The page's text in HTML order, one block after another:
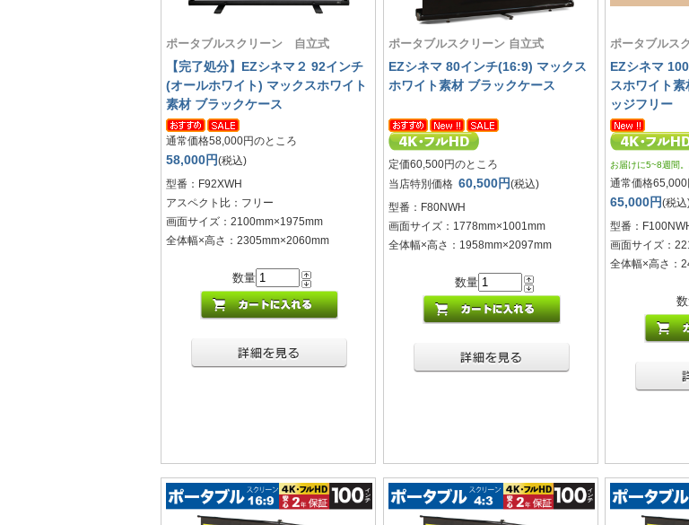
ポータブルスクリーン 自立式
【完了処分】EZシネマ２ 92インチ
(オールホワイト) マックスホワイト
素材 ブラックケース
通常価格58,000円のところ
58,000円(税込)
型番：F92XWH
アスペクト比：フリー
画面サイズ：2100mm×1975mm
全体幅×高さ：2305mm×2060mm
数量
ポータブルスクリーン 自立式
EZシネマ 80インチ(16:9) マックス
ホワイト素材 ブラックケース
定価60,500円のところ
当店特別価格 60,500円(税込)
型番：F80NWH
画面サイズ：1778mm×1001mm
全体幅×高さ：1958mm×2097mm
数量
ポータブルス
EZシネマ
スホワイト
ッジフリー
お届けに5~8週間
通常価格65,000
65,000円(税込
型番：
画面サイズ：
全体幅×高さ：